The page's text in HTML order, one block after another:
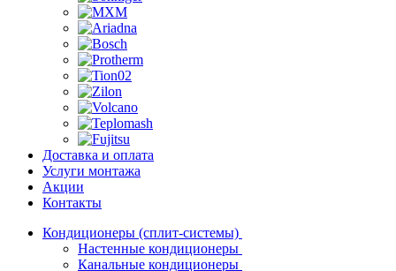
Доставка и оплата
Услуги монтажа
Акции
Контакты
Кондиционеры (сплит-системы)
Настенные кондиционеры
Канальные кондиционеры